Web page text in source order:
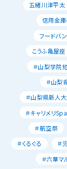
五緒川津平太
信用金
フードバ
こうふ亀屋座
＃山梨学院
＃山梨
＃山梨県新人
＃キャリメリ
＃航空祭
＃くるぐる
＃
＃六華マ